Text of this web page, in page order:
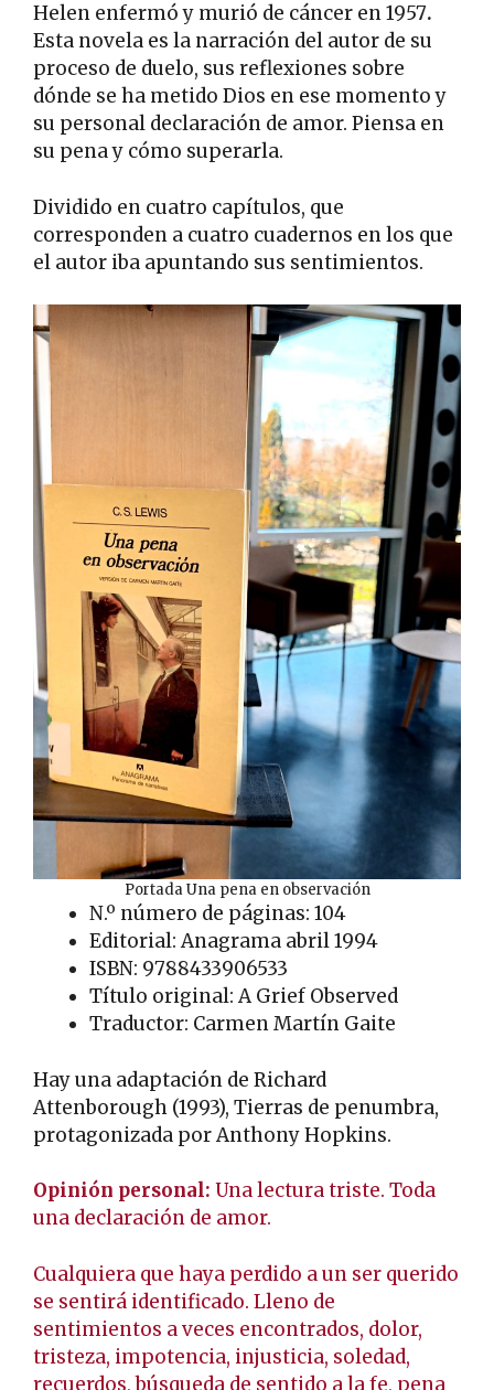
Helen enfermó y murió de cáncer en 1957.
Esta novela es la narración del autor de su
proceso de duelo, sus reflexiones sobre
dónde se ha metido Dios en ese momento y
su personal declaración de amor. Piensa en
su pena y cómo superarla.
Dividido en cuatro capítulos, que
corresponden a cuatro cuadernos en los que
el autor iba apuntando sus sentimientos.
Portada Una pena en observación
N.º número de páginas: 104
Editorial: Anagrama abril 1994
ISBN: 9788433906533
Título original: A Grief Observed
Traductor: Carmen Martín Gaite
Hay una adaptación de Richard
Attenborough (1993), Tierras de penumbra,
protagonizada por Anthony Hopkins.
Opinión personal: Una lectura triste. Toda
una declaración de amor.
Cualquiera que haya perdido a un ser querido
se sentirá identificado. Lleno de
sentimientos a veces encontrados, dolor,
tristeza, impotencia, injusticia, soledad,
recuerdos, búsqueda de sentido a la fe, pena